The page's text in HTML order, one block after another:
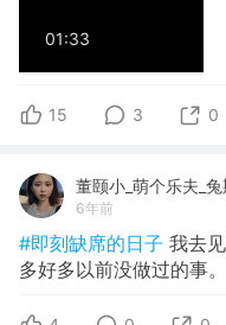
01:33
15 3 0
董颐小_萌个乐夫_
6年前
#即刻缺席的日子 我去
多好多以前没做过的事。